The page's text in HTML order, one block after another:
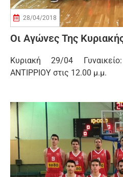
28/04/2018
Οι Αγώνες Της
Κυριακή 29/04
ΑΝΤΙΡΡΙΟΥ στις 12.00 μ.μ.